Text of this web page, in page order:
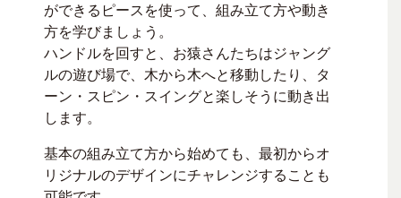
ができるピースを使って、組み立て方や動き
方を学びましょう。
ハンドルを回すと、お猿さんたちはジャング
ルの遊び場で、木から木へと移動したり、タ
ーン・スピン・スイングと楽しそうに動き出
します。
基本の組み立て方から始めても、最初からオ
リジナルのデザインにチャレンジすることも